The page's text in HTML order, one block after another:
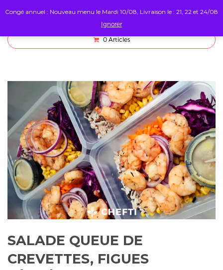
0 Articles
SALADE QUEUE DE
CREVETTES, FIGUES
Congé annuel : Nouveau menu le Mardi 10/08, Livraison le : 21, 22 et 24/08
Ignorer